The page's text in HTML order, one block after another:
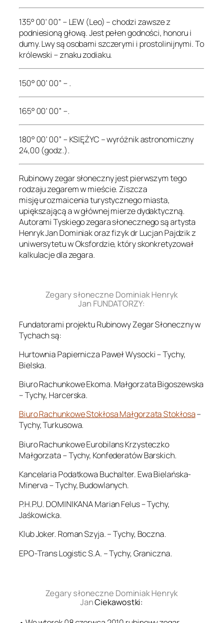
135° 00’ 00” – LEW (Leo) – chodzi zawsze z
podniesioną głową. Jest pełen godności, honoru i
dumy. Lwy są osobami szczerymi i prostolinijnymi. To
królewski – znaku zodiaku.
150° 00’ 00” – .
165° 00’ 00” –.
180° 00’ 00” – KSIĘŻYC – wyróżnik astronomiczny
24,00 (godz.).
Rubinowy zegar słoneczny jest pierwszym tego
rodzaju zegarem w mieście. Ziszcza
misję urozmaicenia turystycznego miasta,
upiększającą a w głównej mierze dydaktyczną.
Autorami Tyskiego zegara słonecznego są artysta
Henryk Jan Dominiak oraz fizyk dr Lucjan Pajdzik z
uniwersytetu w Oksfordzie, który skonkretyzował
kalkulacje dla zegara.
Zegary słoneczne Dominiak Henryk
Jan FUNDATORZY:
Fundatorami projektu Rubinowy Zegar Słoneczny w
Tychach są:
Hurtownia Papiernicza Paweł Wysocki – Tychy,
Bielska.
Biuro Rachunkowe Ekoma. Małgorzata Bigoszewska
– Tychy, Harcerska.
Biuro Rachunkowe Stokłosa Małgorzata Stokłosa–
Tychy, Turkusowa.
Biuro Rachunkowe Eurobilans Krzysteczko
Małgorzata – Tychy, Konfederatów Barskich.
Kancelaria Podatkowa Buchalter. Ewa Bielańska-
Minerva – Tychy, Budowlanych.
P.H.P.U. DOMINIKANA Marian Felus – Tychy,
Jaśkowicka.
Klub Joker. Roman Szyja. – Tychy, Boczna.
EPO-Trans Logistic S.A. – Tychy, Graniczna.
Zegary słoneczne Dominiak Henryk
JanCiekawostki: